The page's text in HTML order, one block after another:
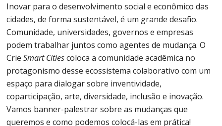
Inovar para o desenvolvimento social e econômico das
cidades, de forma sustentável, é um grande desafio.
Comunidade, universidades, governos e empresas
podem trabalhar juntos como agentes de mudança. O
Crie Smart Citiescoloca a comunidade acadêmica no
protagonismo desse ecossistema colaborativo com um
espaço para dialogar sobre inventividade,
coparticipação, arte, diversidade, inclusão e inovação.
Vamos banner-palestrar sobre as mudanças que
queremos e como podemos colocá-las em prática!